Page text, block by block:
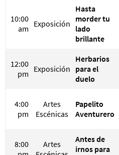
10:00
am Exposición
Hasta
morder tu
lado
brillante
12:00
pm Exposición
Herbarios
para el
duelo
4:00
pm
Artes
Escénicas
Papelito
Aventurero
8:00
Artes
Antes de
irnos para